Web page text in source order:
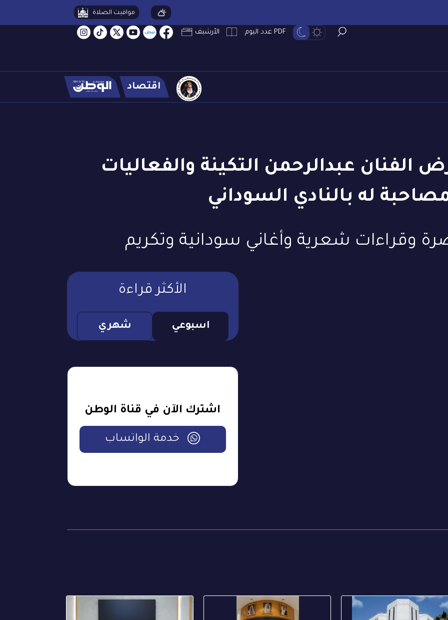
مواقيت الصلاة
PDF عدد اليوم الأرشيف
اقتصاد
الفنان عبدالرحمن التكينة والفعاليات
له بالنادي السوداني
وقراءات شعرية وأغاني سودانية وتكريم
الأكثر قراءة
اسبوعي شهري
اشترك الآن في قناة الوطن
خدمة الواتساب